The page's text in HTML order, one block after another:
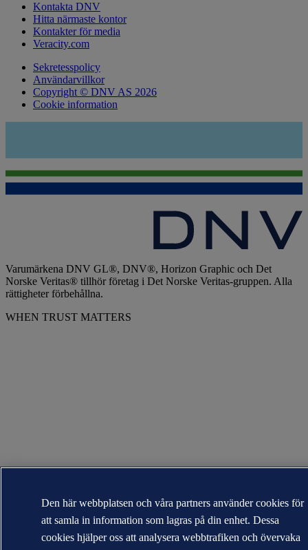
Kontakta DNV
Hitta närmaste kontor
Kontakter för media
Veracity.com
Sekretesspolicy
Användarvillkor
Copyright © DNV AS 2026
Cookie information
Varumärkena DNV GL®, DNV®, Horizon Graphic och Det
Norske Veritas® tillhör företag i Det Norske Veritas-gruppen. Alla
rättigheter förbehållna.
WHEN TRUST MATTERS
Den här webbplatsen och våra partners använder cookies för
att samla in information som lagras på din enhet. Dessa
cookies hjälper oss att analysera webbtrafiken och övervaka